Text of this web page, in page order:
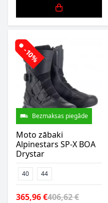
-10%
Bezmaksas piegāde
Moto zābaki
Alpinestars SP-X BOA
Drystar
40 44
365,96 €406,62 €